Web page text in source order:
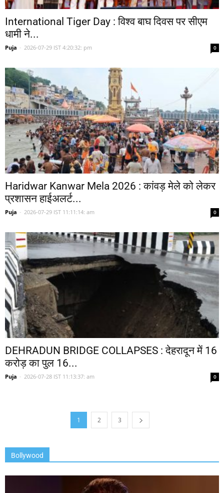
International Tiger Day : विश्व बाघ दिवस पर सीएम
धामी ने...
Puja - 2026-07-29 IST 4:20:32: pm 0
Haridwar Kanwar Mela 2026 : कांवड़ मेले को लेकर
प्रशासन हाईअलर्ट...
Puja - 2026-07-29 IST 11:11:14: am 0
DEHRADUN BRIDGE COLLAPSES : देहरादून में 16
करोड़ का पुल 16...
Puja - 2026-07-28 IST 11:13:37: am 0
1 2 3
Bollywood